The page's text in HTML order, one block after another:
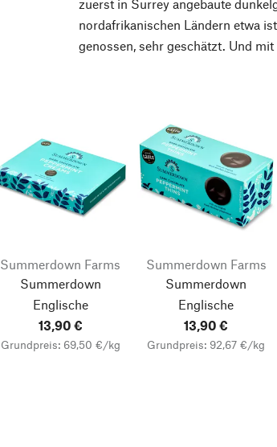
zuerst in Surrey angebaute
nordafrikanischen Ländern etwa
genossen, sehr geschätzt. Und
Summerdown Farms
Summerdown
Englische
Minzcremepralinen
13,90 €
Grundpreis: 69,50 €/kg
Summerdown Farms
Summerdown
Englische
Minzschokolade
13,90 €
Grundpreis: 92,67 €/kg